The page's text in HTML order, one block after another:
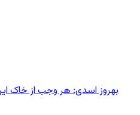
بهروز اسدی: هر وجب از خاک‌